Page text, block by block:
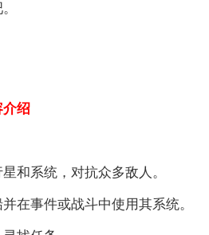
介绍
系统，对抗众多敌人。
事件或战斗中使用其系统。